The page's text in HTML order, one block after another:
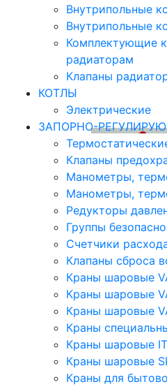
Внутрипольные
Внутрипольные
Комплектующие
радиаторам
Клапаны
КОТЛЫ
Электрические
ЗАПОРНО-
Клапаны
Манометры,
Манометры,
Редукторы
Группы
Счетчики
Клапаны сброса
Краны шаровые
Краны шаровые
Краны шаровые
Краны
Краны шаровые
Краны шаровые
Краны для